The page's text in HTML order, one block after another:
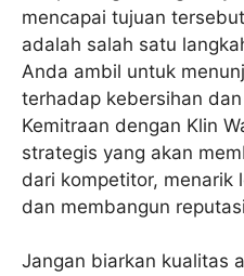
mencapai tujuan
adalah salah satu
Anda ambil untuk
terhadap kebersihan
Kemitraan dengan Klin
strategis yang akan
dari kompetitor, menarik
dan membangun
Jangan biarkan kualitas